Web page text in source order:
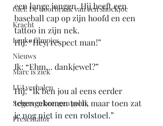
Giel! De doorbraak van een shockjoc
Kracht
Leuke filmpjes
Nieuws
Marc is ziek
LULverhalen
Scherven brengen geluk
Presentator
een lange jongen. Hij heeft een
baseball cap op zijn hoofd en een
tattoo in zijn nek.
Hij: “Hey, respect man!”
Ik: “Ehm… dankjewel?”
Hij: “Ik ben jou al eens eerder
tegengekomen toch, maar toen zat
je nog niet in een rolstoel.”